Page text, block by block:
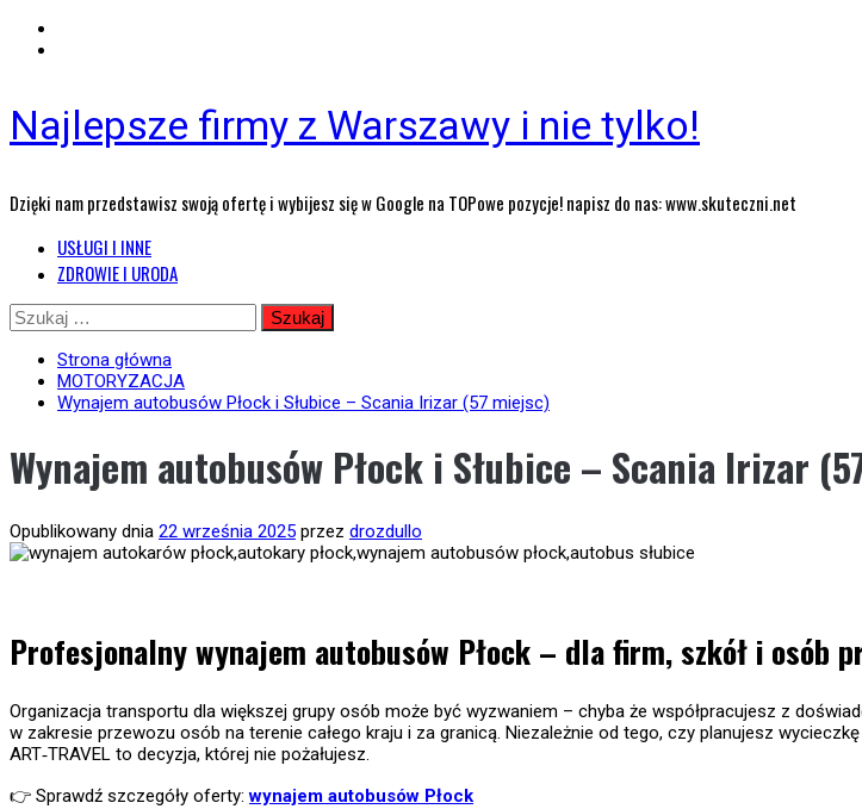
Najlepsze firmy z Warszawy i nie tylko!
Dzięki nam przedstawisz swoją ofertę i wybijesz się w Google na TOPowe pozycje! napisz do nas: www.skuteczni.net
Menu
główne
USŁUGI I INNE
ZDROWIE I URODA
Przejdź
do
treści
Szukaj:
Strona główna
MOTORYZACJA
Wynajem autobusów Płock i Słubice – Scania Irizar (57 miejsc)
Wynajem autobusów Płock i Słubice – Scania Irizar
Opublikowany dnia 22 września 2025 przez drozdullo
Profesjonalny wynajem autobusów Płock – dla firm, szkół i osób
Organizacja transportu dla większej grupy osób może być wyzwaniem – chyba że współpracujesz z
w zakresie przewozu osób na terenie całego kraju i za granicą. Niezależnie od tego, czy planujesz
ART‐TRAVEL to decyzja, której nie pożałujesz.
👉 Sprawdź szczegóły oferty:wynajem autobusów Płock